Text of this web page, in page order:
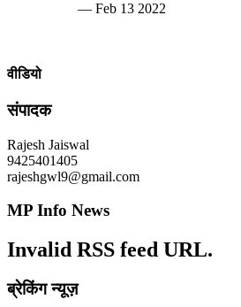
— Feb 13 2022
वीडियो
संपादक
Rajesh Jaiswal
9425401405
rajeshgwl9@gmail.com
MP Info News
Invalid RSS feed URL.
ब्रेकिंग न्यूज़